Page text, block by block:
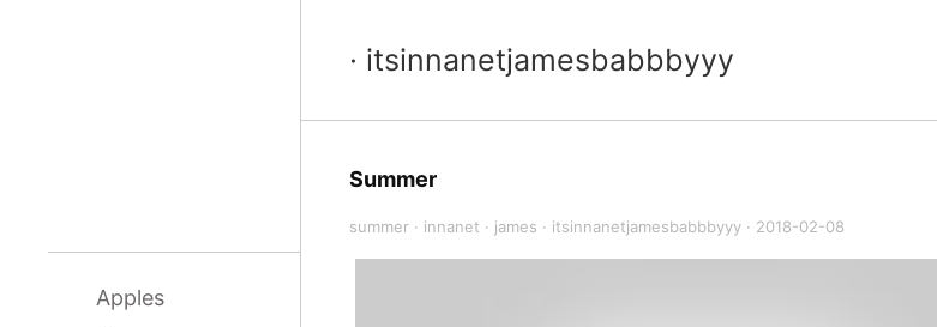
Apples
· itsinnanetjamesbabbbyyy
Summer
summer · innanet · james · itsinnanetjamesbabbbyyy · 2018-02-08